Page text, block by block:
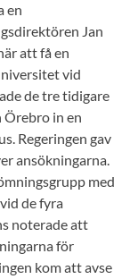
en
Jan
att få en
vid
de tre tidigare
Örebro in en
Regeringen gav
ansökningarna.
med
de fyra
noterade att
för
kom att avse